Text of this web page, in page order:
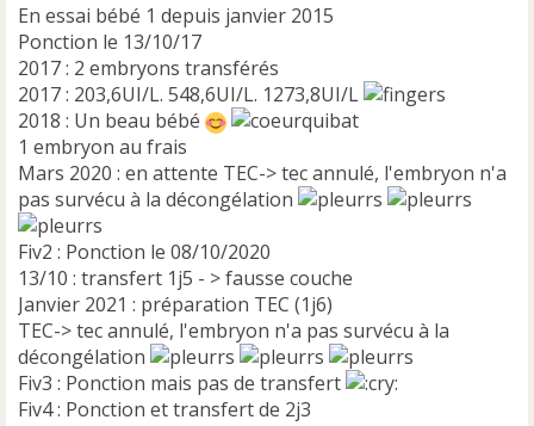
En essai bébé 1 depuis janvier 2015
Ponction le 13/10/17
2017 : 2 embryons transférés
2017 : 203,6UI/L. 548,6UI/L. 1273,8UI/L
2018 : Un beau bébé
1 embryon au frais
Mars 2020 : en attente TEC-> tec annulé, l'embryon n'a
pas survécu à la décongélation
Fiv2 : Ponction le 08/10/2020
13/10 : transfert 1j5 - > fausse couche
Janvier 2021 : préparation TEC (1j6)
TEC-> tec annulé, l'embryon n'a pas survécu à la
décongélation
Fiv3 : Ponction mais pas de transfert
Fiv4 : Ponction et transfert de 2j3